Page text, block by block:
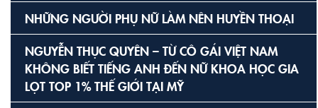
NHỮNG NGƯỜI PHỤ NỮ LÀM NÊN HUYỀN THOẠI
NGUYỄN THỤC QUYÊN – TỪ CÔ GÁI VIỆT NAM
KHÔNG BIẾT TIẾNG ANH ĐẾN NỮ KHOA HỌC GIA
LỌT TOP 1% THẾ GIỚI TẠI MỸ